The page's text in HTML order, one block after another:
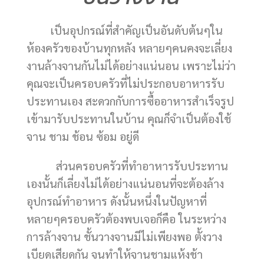
เป็นอุปกรณ์ที่สำคัญเป็นอันดับต้นๆใน
ห้องครัวของบ้านทุกหลัง หลายๆคนคงจะเลี่ยง
งานล้างจานกันไม่ได้อย่างแน่นอน เพราะไม่ว่า
คุณจะเป็นครอบครัวที่ไม่ประกอบอาหารรับ
ประทานเอง สะดวกกับการซื้ออาหารสำเร็จรูป
เข้ามารับประทานในบ้าน คุณก็จำเป็นต้องใช้
จาน ชาม ช้อน ซ้อม อยู่ดี
ส่วนครอบครัวที่ทำอาหารรับประทาน
เองนั้นก็เลี่ยงไม่ได้อย่างแน่นอนที่จะต้องล้าง
อุปกรณ์ทำอาหาร ดังนั้นหนึ่งในปัญหาที่
หลายๆครอบครัวต้องพบเจอก็คือ ในระหว่าง
การล้างจาน ชั้นวางจานมีไม่เพียงพอ ตั้งวาง
เบียดเสียดกัน จนทำให้จานชามแห้งช้า